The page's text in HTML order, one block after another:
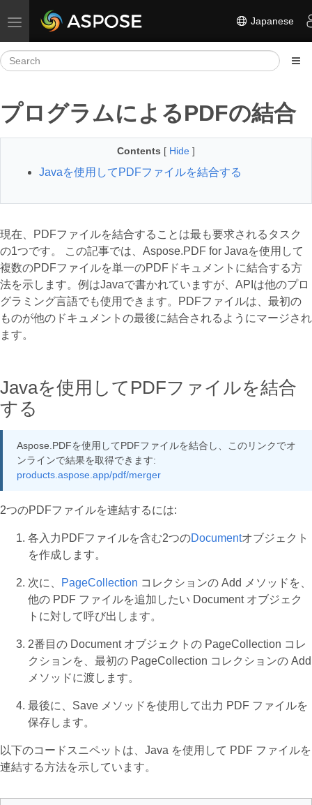
Toggle navigation Japanese
プログラムによるPDFの結合
Contents [ Hide ]
Javaを使用してPDFファイルを結合する
現在、PDFファイルを結合することは最も要求されるタスク
の1つです。 この記事では、Aspose.PDF for Javaを使用して
複数のPDFファイルを単一のPDFドキュメントに結合する方
法を示します。例はJavaで書かれていますが、APIは他のプロ
グラミング言語でも使用できます。PDFファイルは、最初の
ものが他のドキュメントの最後に結合されるようにマージされ
ます。
Javaを使用してPDFファイルを結合
する
Aspose.PDFを使用してPDFファイルを結合し、このリンクでオ
ンラインで結果を取得できます:
products.aspose.app/pdf/merger
2つのPDFファイルを連結するには:
各入力PDFファイルを含む2つのDocumentオブジェクト
を作成します。
次に、 PageCollection コレクションの Add メソッドを、
他の PDF ファイルを追加したい Document オブジェク
トに対して呼び出します。
2番目の Document オブジェクトの PageCollection コレ
クションを、最初の PageCollection コレクションの Add
メソッドに渡します。
最後に、Save メソッドを使用して出力 PDF ファイルを
保存します。
以下のコードスニペットは、Java を使用して PDF ファイルを
連結する方法を示しています。